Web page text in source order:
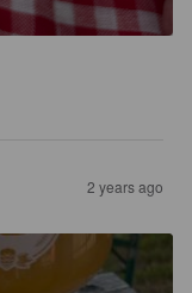
2 years ago